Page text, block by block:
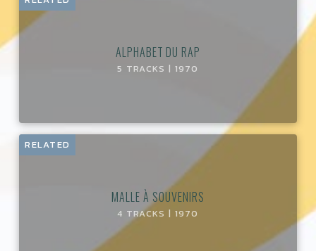
ALPHABET DU RAP
5 TRACKS | 1970
RELATED
MALLE À SOUVENIRS
4 TRACKS | 1970